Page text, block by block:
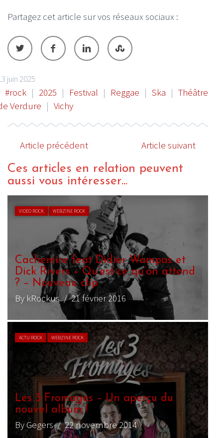
Partagez cet article sur vos réseaux sociaux :
juin 2025
#rock | 2025 | Festival | Reggae | Ska | Théâtre
Verdure | Vichy
Article précédent Article suivant
Ces articles en relation peuvent
aussi vous intéresser...
ACTU ROCK VIDEO ROCK WEBZINE ROCK
[LIVRE] 24 secondes chrono – Didier
Wampas, Punk Ouvrier
By Yann Landry/ 19 décembre 2024
CHRONIQUE REGGAE WEBZINE REGGAE
The Weeders EP
By salomon_roots/ 20 juillet 2023